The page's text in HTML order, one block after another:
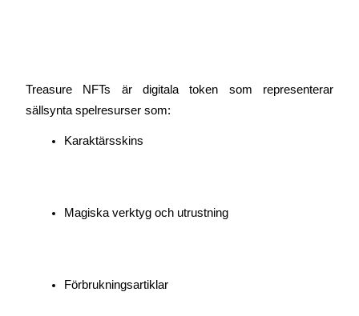
Treasure NFTs är digitala token som representerar
sällsynta spelresurser som:
Karaktärsskins
Magiska verktyg och utrustning
Förbrukningsartiklar